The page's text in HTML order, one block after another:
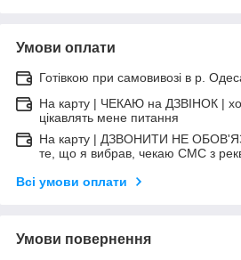
Умови оплати
Готівкою при самовивозі в р.
На карту | ЧЕКАЮ на ДЗВІНОК |
цікавлять мене питання
На карту | ДЗВОНИТИ НЕ
те, що я вибрав, чекаю СМС з
Всі умови оплати
Умови повернення